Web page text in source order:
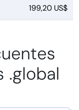
199,20 US$
.global